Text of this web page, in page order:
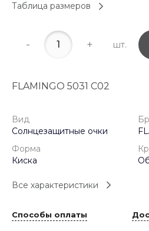
Таблица размеров
- + шт.
FLAMINGO 5031 C02
Вид
Солнцезащитные очки
Форма
Киска
Все характеристики
Способы оплаты